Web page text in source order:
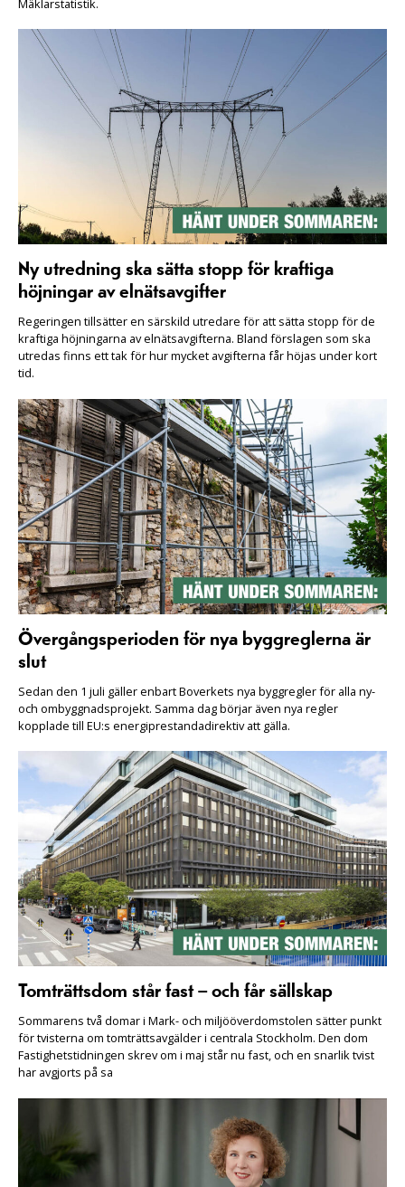
Ny utredning ska sätta stopp för kraftiga
höjningar av elnätsavgifter
Regeringen tillsätter en särskild utredare för att sätta stopp för de
kraftiga höjningarna av elnätsavgifterna. Bland förslagen som ska
utredas finns ett tak för hur mycket avgifterna får höjas under kort
tid.
Övergångsperioden för nya byggreglerna är
slut
Sedan den 1 juli gäller enbart Boverkets nya byggregler för alla ny-
och ombyggnadsprojekt. Samma dag börjar även nya regler
kopplade till EU:s energiprestandadirektiv att gälla.
Tomträttsdom står fast – och får sällskap
Sommarens två domar i Mark- och miljööverdomstolen sätter punkt
för tvisterna om tomträttsavgälder i centrala Stockholm. Den dom
Fastighetstidningen skrev om i maj står nu fast, och en snarlik tvist
har avgjorts på sa